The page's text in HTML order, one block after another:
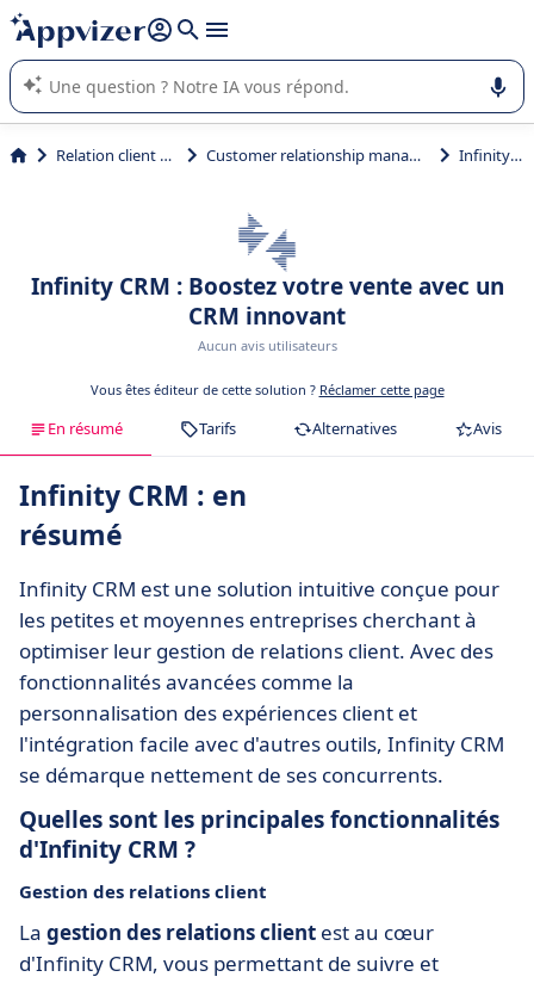
répondre (plusieurs lignes avec
L'IA de Appvizer vous guide dans l'utilisation ou la sélection de
logiciel SaaS en entreprise.
Relation client et vente Customer relationship management (CRM) Infinity CRM
Infinity CRM : Boostez votre vente avec un
CRM innovant
Aucun avis utilisateurs
Vous êtes éditeur de cette solution ? Réclamer cette page
En résumé Tarifs Alternatives Avis
Infinity CRM : en
résumé
Infinity CRM est une solution intuitive conçue pour
les petites et moyennes entreprises cherchant à
optimiser leur gestion de relations client. Avec des
fonctionnalités avancées comme la
personnalisation des expériences client et
l'intégration facile avec d'autres outils, Infinity CRM
se démarque nettement de ses concurrents.
Quelles sont les principales fonctionnalités
d'Infinity CRM ?
Gestion des relations client
La gestion des relations client est au cœur
d'Infinity CRM, vous permettant de suivre et